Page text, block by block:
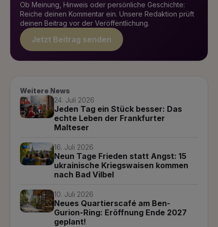
Ob Meinung, Hinweis oder persönliche Geschichte:
Reiche deinen Kommentar ein. Unsere Redaktion prüft
deinen Beitrag vor der Veröffentlichung.
Jetzt Beitrag senden
Weitere News
24. Juli 2026
Jeden Tag ein Stück besser: Das
echte Leben der Frankfurter
Malteser
16. Juli 2026
Neun Tage Frieden statt Angst: 15
ukrainische Kriegswaisen kommen
nach Bad Vilbel
10. Juli 2026
Neues Quartierscafé am Ben-
Gurion-Ring: Eröffnung Ende 2027
geplant!